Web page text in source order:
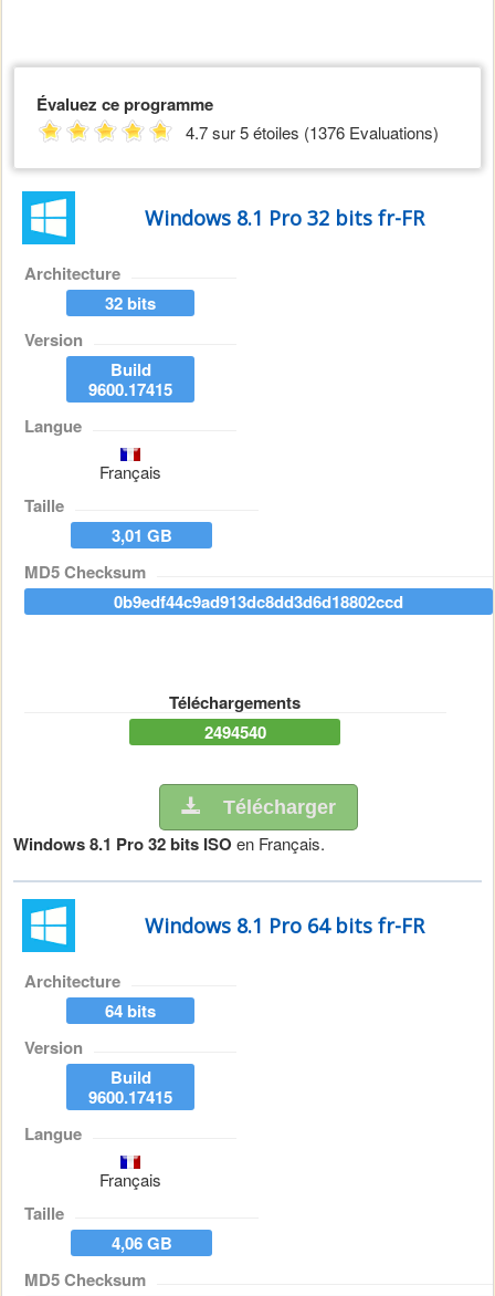
Évaluez ce programme
4.7 sur 5 étoiles (1376 Evaluations)
Windows 8.1 Pro 32 bits fr-FR
Architecture
32 bits
Version
Build
9600.17415
Langue
Français
Taille
3,01 GB
MD5 Checksum
0b9edf44c9ad913dc8dd3d6d18802ccd
Téléchargements
2494540
Télécharger
Windows 8.1 Pro 32 bits ISO en Français.
Windows 8.1 Pro 64 bits fr-FR
Architecture
64 bits
Version
Build
9600.17415
Langue
Français
Taille
4,06 GB
MD5 Checksum